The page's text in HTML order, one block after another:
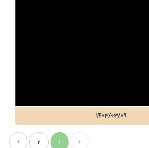
1403/03/09
2 1